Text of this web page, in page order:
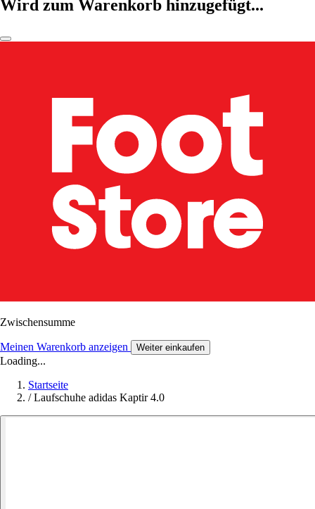
Wird zum Warenkorb hinzugefügt...
Zwischensumme
Meinen Warenkorb anzeigen Weiter einkaufen
Loading...
Startseite
/ Laufschuhe adidas Kaptir 4.0